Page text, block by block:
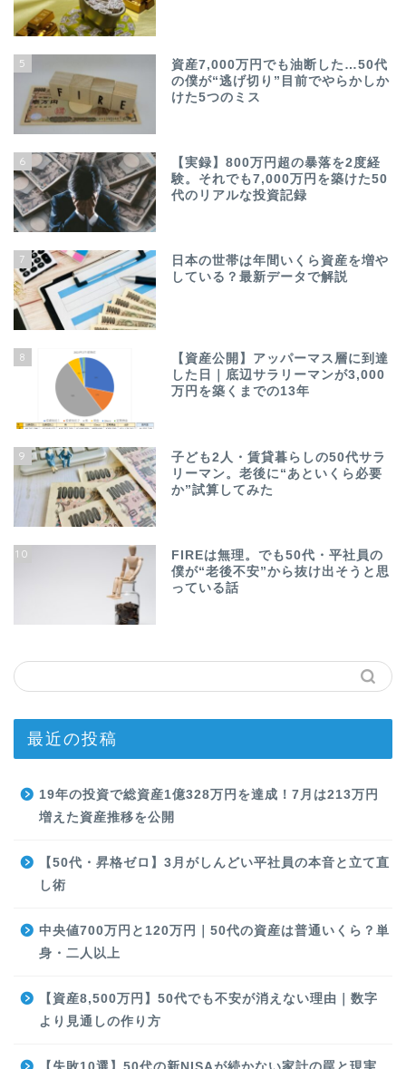
5
資産7,000万円でも油断した…50代
の僕が“逃げ切り”目前でやらかしか
けた5つのミス
6
【実録】800万円超の暴落を2度経
験。それでも7,000万円を築けた50
代のリアルな投資記録
7
日本の世帯は年間いくら資産を増や
している？最新データで解説
8
【資産公開】アッパーマス層に到達
した日｜底辺サラリーマンが3,000
万円を築くまでの13年
9
子ども2人・賃貸暮らしの50代サラ
リーマン。老後に“あといくら必要
か”試算してみた
10
FIREは無理。でも50代・平社員の
僕が“老後不安”から抜け出そうと思
っている話
最近の投稿
19年の投資で総資産1億328万円を達成！7月は213万円
増えた資産推移を公開
【50代・昇格ゼロ】3月がしんどい平社員の本音と立て直
し術
中央値700万円と120万円｜50代の資産は普通いくら？単
身・二人以上
【資産8,500万円】50代でも不安が消えない理由｜数字
より見通しの作り方